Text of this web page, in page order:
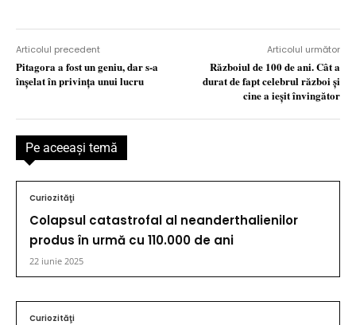
Articolul precedent
Pitagora a fost un geniu, dar s-a
înşelat în privinţa unui lucru
Articolul următor
Războiul de 100 de ani. Cât a
durat de fapt celebrul război şi
cine a ieşit învingător
Pe aceeaşi temă
Curiozităţi
Colapsul catastrofal al neanderthalienilor
produs în urmă cu 110.000 de ani
22 iunie 2025
Curiozităţi